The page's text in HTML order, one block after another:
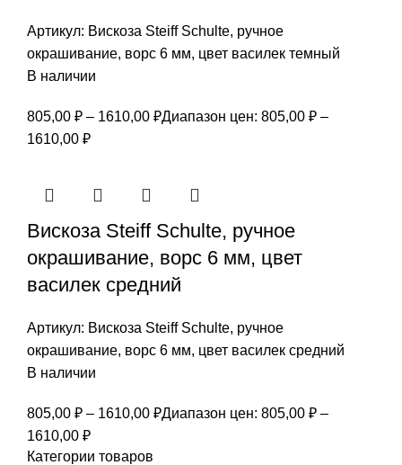
Артикул: Вискоза Steiff Schulte, ручное
окрашивание, ворс 6 мм, цвет василек темный
В наличии
805,00 ₽ – 1610,00 ₽Диапазон цен: 805,00 ₽ –
1610,00 ₽
Вискоза Steiff Schulte, ручное
окрашивание, ворс 6 мм, цвет
василек средний
Артикул: Вискоза Steiff Schulte, ручное
окрашивание, ворс 6 мм, цвет василек средний
В наличии
805,00 ₽ – 1610,00 ₽Диапазон цен: 805,00 ₽ –
1610,00 ₽
Категории товаров